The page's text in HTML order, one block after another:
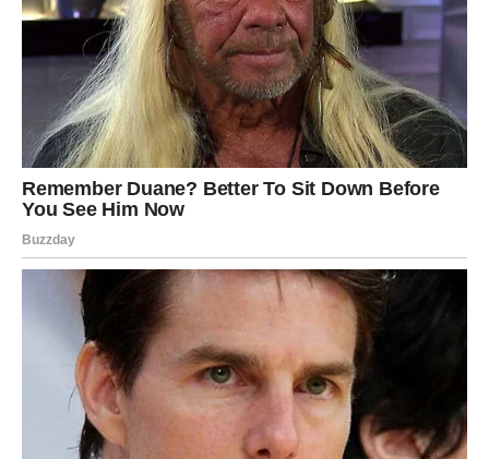
Finansijski mir ulazi u vaš život
Pred vama su veoma pozitivni trenuci.
Finansijski horoskop do kraja sedmice donosi mnogim
znakovima Zodijaka prilike za zaradu i veliko olakšanje, ali
posebno će blistati Lavovi, Škorpije i Jarčevi kojima
zvijezde šalju novac, uspjeh i mogućnost velike
finansijske promjene.
Ovo je period tokom kojeg univerzum pokazuje da
najveće finansijske prilike često dolaze upravo onda kada
ih najmanje očekujemo.